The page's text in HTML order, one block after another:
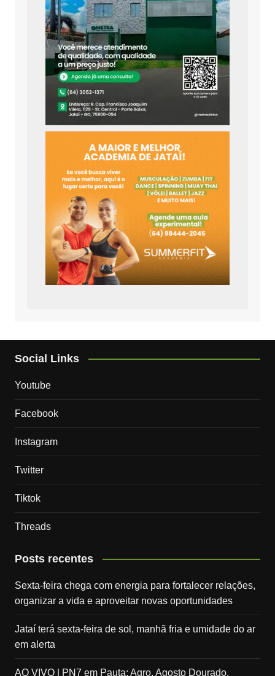
Social Links
Youtube
Facebook
Instagram
Twitter
Tiktok
Threads
Posts recentes
Sexta-feira chega com energia para fortalecer relações,
organizar a vida e aproveitar novas oportunidades
Jataí terá sexta-feira de sol, manhã fria e umidade do ar
em alerta
AO VIVO | PN7 em Pauta: Agro, Agosto Dourado,